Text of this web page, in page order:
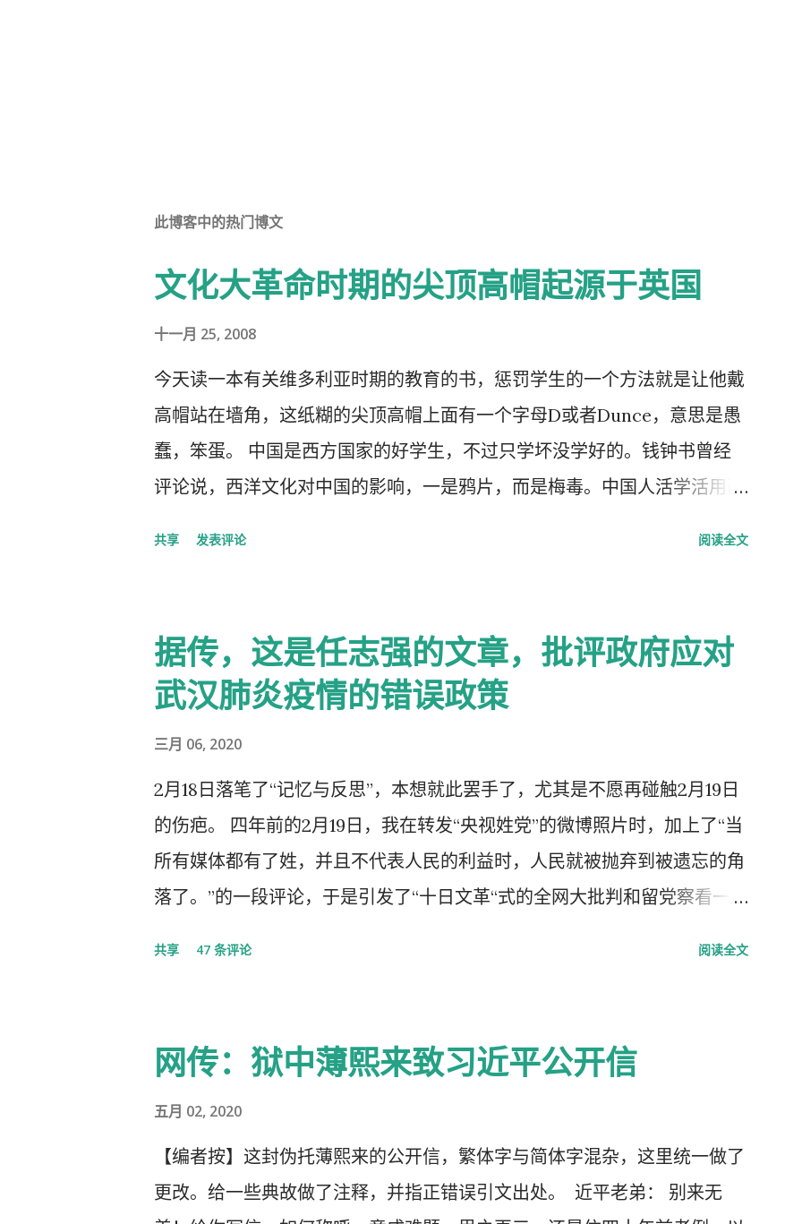
此博客中的热门博文
文化大革命时期的尖顶高帽起源于英国
十一月 25, 2008
今天读一本有关维多利亚时期的教育的书，惩罚学生的一个方法就是让他戴
高帽站在墙角，这纸糊的尖顶高帽上面有一个字母D或者Dunce，意思是愚
蠢，笨蛋。 中国是西方国家的好学生，不过只学坏没学好的。钱钟书曾经
评论说，西洋文化对中国的影响，一是鸦片，而是梅毒。中国人活学活用西
共享 发表评论 阅读全文
据传，这是任志强的文章，批评政府应对
武汉肺炎疫情的错误政策
三月 06, 2020
2月18日落笔了“记忆与反思”，本想就此罢手了，尤其是不愿再碰触2月19日
的伤疤。 四年前的2月19日，我在转发“央视姓党”的微博照片时，加上了“当
所有媒体都有了姓，并且不代表人民的利益时，人民就被抛弃到被遗忘的角
落了。”的一段评论，于是引发了“十日文革“式的全网大批判和留党察看一年
实的真相，剩下的就是人民的生命被病毒和体制的重病共同伤害的结果。
几天之后媒体上、网络上疯传着2月23日中央召开全国上下约17万人参加的
大会，被称为中国历史上参加人数最多的中央大会。且远胜于当年七千人的
庐山会议的规模，有着比七千人大会更重要的现实意义，也被称为是一次伟
大的会议。 网上许多人在用各种方式吹嘘和吹捧这次大会的伟大意义，并
且格外的强调这次会议中最重要的党的主席的长篇讲话，是一个鼓舞人心、
共享 47 条评论 阅读全文
网传：狱中薄熙来致习近平公开信
五月 02, 2020
【编者按】这封伪托薄熙来的公开信，繁体字与简体字混杂，这里统一做了
更改。给一些典故做了注释，并指正错误引文出处。 近平老弟： 别来无